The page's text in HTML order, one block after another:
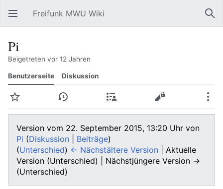
Hauptmenü öffnen Freifunk MWU Wiki
Pi
Beigetreten vor 12 Jahren
Benutzerseite Diskussion
Beobachten Versionsgeschichte Beiträge Bearbeiten
Version vom 22. September 2015, 13:20 Uhr von
Pi (Diskussion Beiträge)
(Unterschied) ← Nächstältere Version | Aktuelle
Version (Unterschied) | Nächstjüngere Version →
(Unterschied)